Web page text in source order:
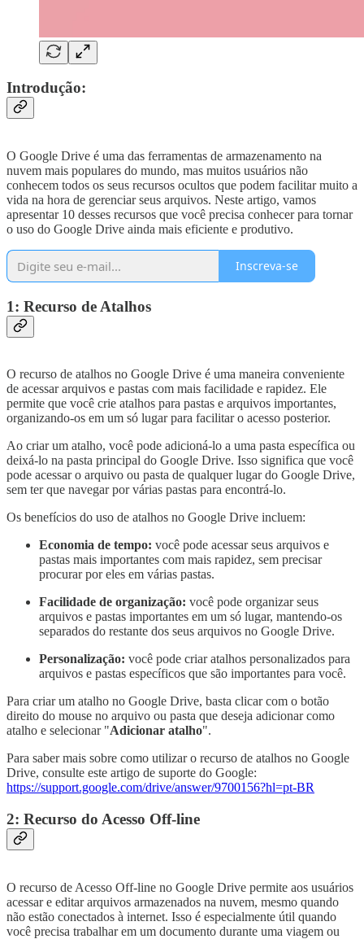
Introdução:
O Google Drive é uma das ferramentas de armazenamento na
nuvem mais populares do mundo, mas muitos usuários não
conhecem todos os seus recursos ocultos que podem facilitar muito a
vida na hora de gerenciar seus arquivos. Neste artigo, vamos
apresentar 10 desses recursos que você precisa conhecer para tornar
o uso do Google Drive ainda mais eficiente e produtivo.
Inscreva-se
1: Recurso de Atalhos
O recurso de atalhos no Google Drive é uma maneira conveniente
de acessar arquivos e pastas com mais facilidade e rapidez. Ele
permite que você crie atalhos para pastas e arquivos importantes,
organizando-os em um só lugar para facilitar o acesso posterior.
Ao criar um atalho, você pode adicioná-lo a uma pasta específica ou
deixá-lo na pasta principal do Google Drive. Isso significa que você
pode acessar o arquivo ou pasta de qualquer lugar do Google Drive,
sem ter que navegar por várias pastas para encontrá-lo.
Os benefícios do uso de atalhos no Google Drive incluem:
Economia de tempo: você pode acessar seus arquivos e
pastas mais importantes com mais rapidez, sem precisar
procurar por eles em várias pastas.
Facilidade de organização: você pode organizar seus
arquivos e pastas importantes em um só lugar, mantendo-os
separados do restante dos seus arquivos no Google Drive.
Personalização: você pode criar atalhos personalizados para
arquivos e pastas específicos que são importantes para você.
Para criar um atalho no Google Drive, basta clicar com o botão
direito do mouse no arquivo ou pasta que deseja adicionar como
atalho e selecionar "Adicionar atalho".
Para saber mais sobre como utilizar o recurso de atalhos no Google
Drive, consulte este artigo de suporte do Google:
https://support.google.com/drive/answer/9700156?hl=pt-BR
2: Recurso do Acesso Off-line
O recurso de Acesso Off-line no Google Drive permite aos usuários
acessar e editar arquivos armazenados na nuvem, mesmo quando
não estão conectados à internet. Isso é especialmente útil quando
você precisa trabalhar em um documento durante uma viagem ou